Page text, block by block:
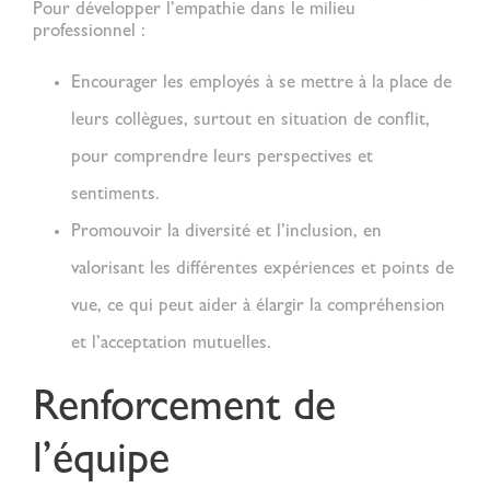
Pour développer l’empathie dans le milieu
professionnel :
Encourager les employés à se mettre à la place de
leurs collègues, surtout en situation de conflit,
pour comprendre leurs perspectives et
sentiments.
Promouvoir la diversité et l’inclusion, en
valorisant les différentes expériences et points de
vue, ce qui peut aider à élargir la compréhension
et l’acceptation mutuelles.
Renforcement de
l’équipe